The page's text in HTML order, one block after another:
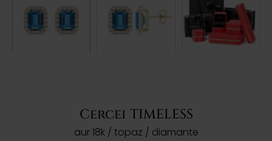
Cercei TIMELESS
aur 18k / topaz / diamante